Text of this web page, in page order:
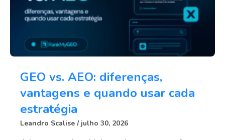
GEO vs. AEO: diferenças,
vantagens e quando usar cada
estratégia
Leandro Scalise julho 30, 2026